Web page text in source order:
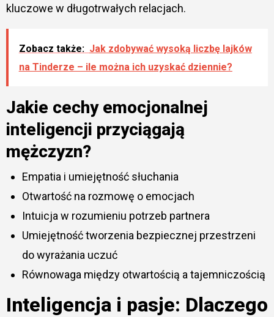
kluczowe w długotrwałych relacjach.
Zobacz także: Jak zdobywać wysoką liczbę lajków
na Tinderze – ile można ich uzyskać dziennie?
Jakie cechy emocjonalnej
inteligencji przyciągają
mężczyzn?
Empatia i umiejętność słuchania
Otwartość na rozmowę o emocjach
Intuicja w rozumieniu potrzeb partnera
Umiejętność tworzenia bezpiecznej przestrzeni
do wyrażania uczuć
Równowaga między otwartością a tajemniczością
Inteligencja i pasje: Dlaczego